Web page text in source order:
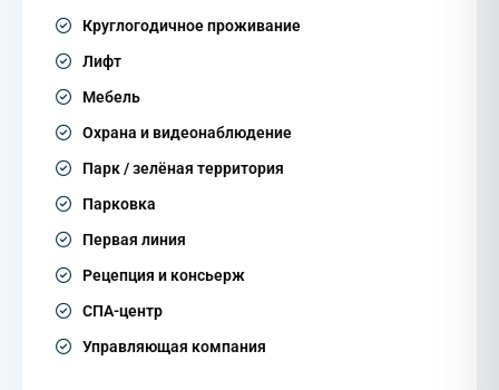
Круглогодичное проживание
Лифт
Мебель
Охрана и видеонаблюдение
Парк / зелёная территория
Парковка
Первая линия
Рецепция и консьерж
СПА-центр
Управляющая компания